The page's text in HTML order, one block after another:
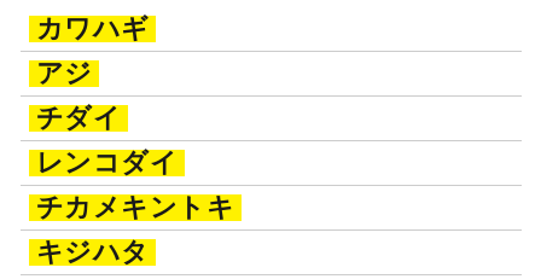
カワハギ
アジ
チダイ
レンコダイ
チカメキントキ
キジハタ